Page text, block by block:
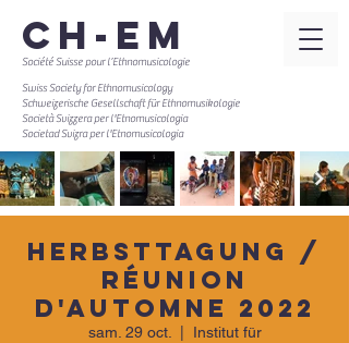
CH-EM
Société Suisse pour l’Ethnomusicologie
Swiss Society for Ethnomusicology
Schweizerische Gesellschaft für Ethnomusikologie
Società Svizzera per l'Etnomusicologia
Societad Svizra per l'Etnomusicologia
Herbsttagung /
Réunion
d'automne 2022
sam. 29 oct.
Institut für